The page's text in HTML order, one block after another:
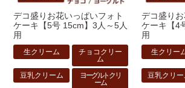
デコ盛りお花いっぱいフォト
ケーキ【5号 15cm】3人～5人
用
生クリーム
チョコクリー
ム
豆乳クリーム
ヨーグルトクリ
ーム
デコ盛り
ケーキ【4
用
生クリー
豆乳クリー